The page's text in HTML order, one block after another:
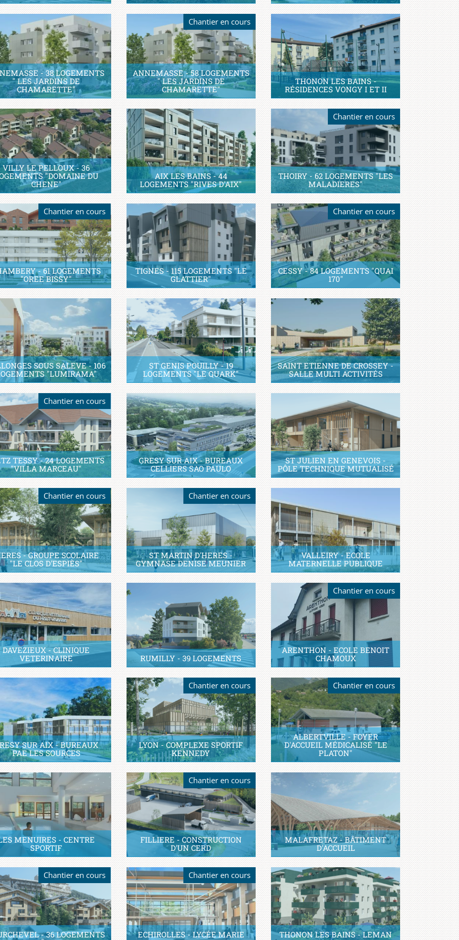
- 38 LOGEMENTS
" LES JARDINS DE
CHAMARETTE"
ANNEMASSE - 58 LOGEMENTS
" LES JARDINS DE
CHAMARETTE"
Chantier en cours
THONON LES BAINS -
RÉSIDENCES VONGY I ET II
VILLY LE PELLOUX - 36
"DOMAINE DU
CHENE"
AIX LES BAINS - 44
LOGEMENTS "RIVES D'AIX"
THOIRY - 62 LOGEMENTS "LES
MALADIERES"
Chantier en cours
- 61 LOGEMENTS
"OREE BISSY"
Chantier en cours
TIGNES - 115 LOGEMENTS "LE
GLATTIER"
CESSY - 84 LOGEMENTS "QUAI
170"
Chantier en cours
SOUS SALEVE - 106
"LUMIRAMA"
ST GENIS POUILLY - 19
LOGEMENTS "LE QUARK"
SAINT ETIENNE DE CROSSEY -
SALLE MULTI ACTIVITÉS
TESSY - 24 LOGEMENTS
"VILLA MARCEAU"
Chantier en cours
GRESY SUR AIX - BUREAUX
CELLIERS SAO PAULO
ST JULIEN EN GENEVOIS -
PÔLE TECHNIQUE MUTUALISÉ
- GROUPE SCOLAIRE
"LE CLOS D'ESPIÈS"
Chantier en cours
ST MARTIN D'HERES -
GYMNASE DENISE MEUNIER
Chantier en cours
VALLEIRY - ECOLE
MATERNELLE PUBLIQUE
DAVEZIEUX - CLINIQUE
VETERINAIRE
RUMILLY - 39 LOGEMENTS
ARENTHON - ECOLE BENOIT
CHAMOUX
Chantier en cours
SUR AIX - BUREAUX
PAE LES SOURCES
LYON - COMPLEXE SPORTIF
KENNEDY
Chantier en cours
ALBERTVILLE - FOYER
D'ACCUEIL MÉDICALISÉ "LE
PLATON"
Chantier en cours
MENUIRES - CENTRE
SPORTIF
FILLIERE - CONSTRUCTION
D'UN CERD
Chantier en cours
MALAFRETAZ - BÂTIMENT
D'ACCUEIL
- 36 LOGEMENTS
Chantier en cours
ECHIROLLES - LYCÉE MARIE
Chantier en cours
THONON LES BAINS - LEMAN